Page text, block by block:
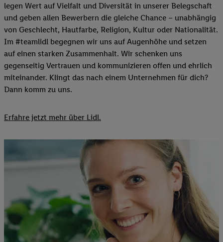
legen Wert auf Vielfalt und Diversität in unserer Belegschaft
und geben allen Bewerbern die gleiche Chance – unabhängig
von Geschlecht, Hautfarbe, Religion, Kultur oder Nationalität.
Im #teamlidl begegnen wir uns auf Augenhöhe und setzen
auf einen starken Zusammenhalt. Wir schenken uns
gegenseitig Vertrauen und kommunizieren offen und ehrlich
miteinander. Klingt das nach einem Unternehmen für dich?
Dann komm zu uns.​
Erfahre jetzt mehr über Lidl.